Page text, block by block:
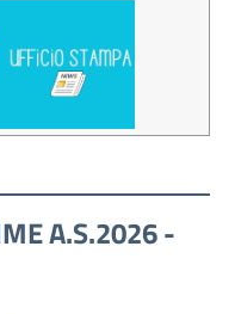
A.S.2026 -